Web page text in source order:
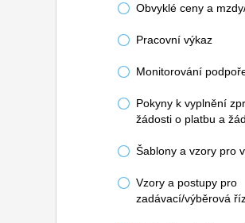
Obvyklé ceny a
Pracovní výkaz
Monitorování
Pokyny k vyplnění
žádosti o platbu a
Šablony a vzory pro
Vzory a postupy pro
zadávací/výběrová